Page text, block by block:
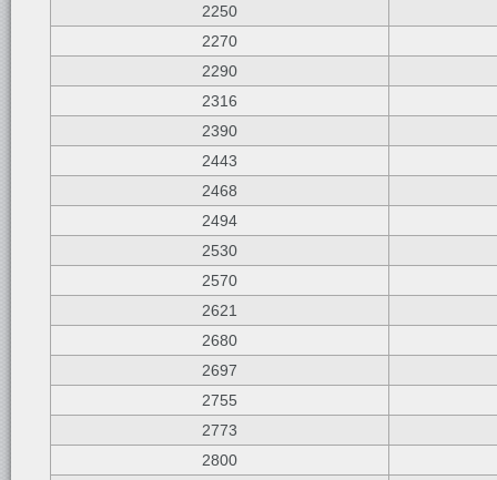
2250
2270
2290
2316
2390
2443
2468
2494
2530
2570
2621
2680
2697
2755
2773
2800